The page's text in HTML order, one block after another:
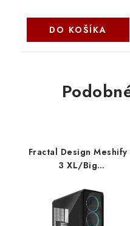
DO KOŠÍKA
Fractal Design Meshify
3 XL/Big
Čierna FD-C-MES3X-04